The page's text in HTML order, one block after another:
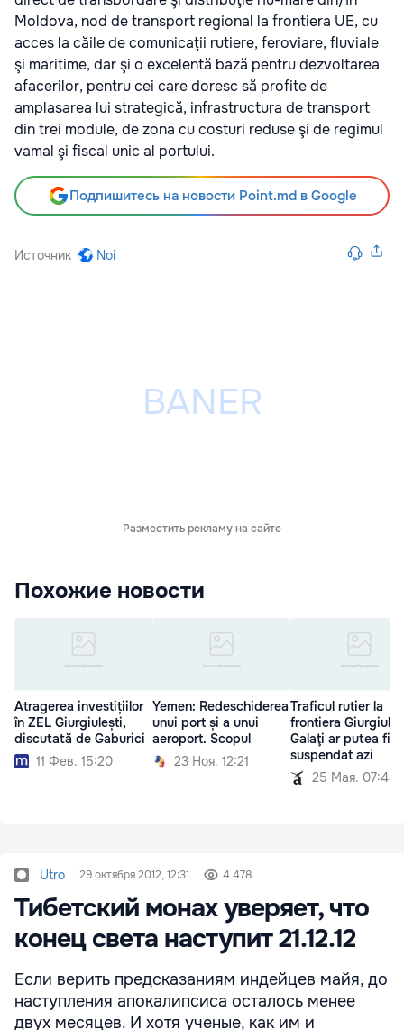
Moldova, nod de transport regional la frontiera UE, cu
acces la căile de comunicaţii rutiere, feroviare, fluviale
şi maritime, dar şi o excelentă bază pentru dezvoltarea
afacerilor, pentru cei care doresc să profite de
amplasarea lui strategică, infrastructura de transport
din trei module, de zona cu costuri reduse şi de regimul
vamal şi fiscal unic al portului.
Подпишитесь на новости Point.md в Google
Источник Noi
Разместить рекламу на сайте
Похожие новости
Atragerea investițiilor
în ZEL Giurgiulești,
discutată de Gaburici
11 Фев. 15:20
Yemen: Redeschiderea
unui port și a unui
aeroport. Scopul
23 Ноя. 12:21
Traficul rutier la
frontiera
Galaţi ar putea fi
suspendat azi
25 Мая. 07:44
Utro 29 октября 2012, 12:31 4 478
Тибетский монах уверяет, что
конец света наступит 21.12.12
Если верить предсказаниям индейцев майя, до
наступления апокалипсиса осталось менее
двух месяцев. И хотя ученые, как им и